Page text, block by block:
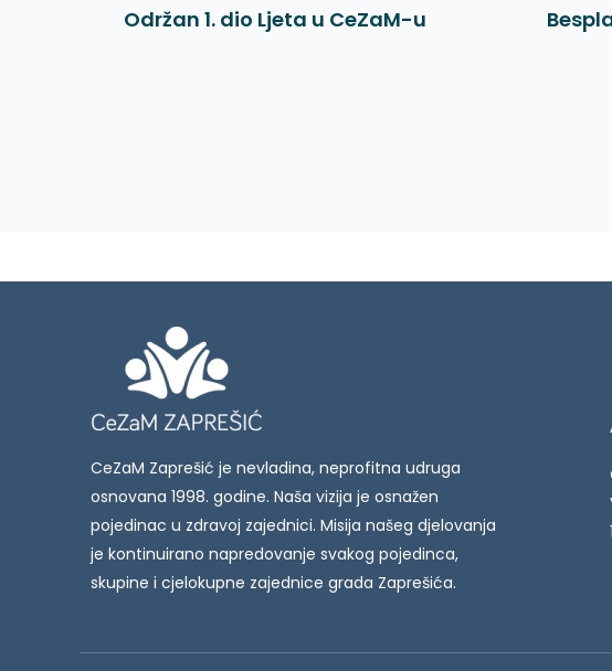
Održan 1. dio Ljeta u CeZaM-u
CeZaM Zaprešić je nevladina, neprofitna udruga
osnovana 1998. godine. Naša vizija je osnažen
pojedinac u zdravoj zajednici. Misija našeg djelovanja
je kontinuirano napredovanje svakog pojedinca,
skupine i cjelokupne zajednice grada Zaprešića.